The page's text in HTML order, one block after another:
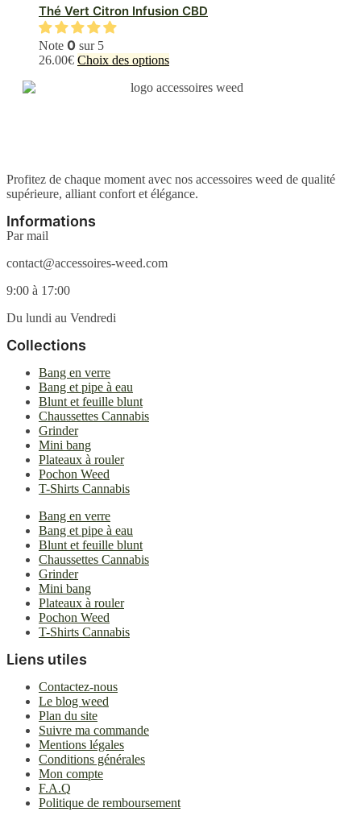
page
peuvent
être
produit
Thé Vert Citron Infusion CBD
Note 0 sur 5
26.00€ Choix des optionsCe
a
être
choisies
sur
Profitez de chaque moment avec nos accessoires weed de qualité
supérieure, alliant confort et élégance.
Informations
Par mail
contact@accessoires-weed.com
9:00 à 17:00
Du lundi au Vendredi
Collections
Bang en verre
Bang et pipe à eau
Blunt et feuille blunt
Chaussettes Cannabis
Grinder
Mini bang
Plateaux à rouler
Pochon Weed
T-Shirts Cannabis
Bang en verre
Bang et pipe à eau
Blunt et feuille blunt
Chaussettes Cannabis
Grinder
Mini bang
Plateaux à rouler
Pochon Weed
T-Shirts Cannabis
Liens utiles
Contactez-nous
Le blog weed
Plan du site
Suivre ma commande
Mentions légales
Conditions générales
Mon compte
F.A.Q
Politique de remboursement